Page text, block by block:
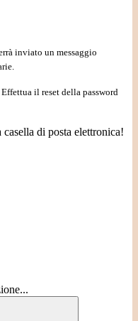
inviato un messaggio
il reset della password
di posta elettronica!